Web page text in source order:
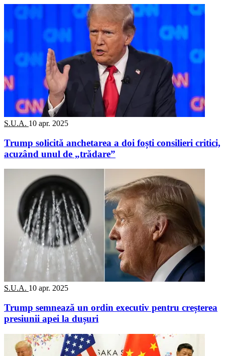
S.U.A. 10 apr. 2025
Trump solicită anchetarea a doi foști consilieri critici,
acuzând unul de „trădare”
S.U.A. 10 apr. 2025
Trump semnează un ordin executiv pentru creșterea
presiunii apei la dușuri